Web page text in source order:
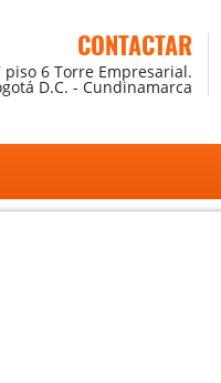
CONTACTAR
6 Torre Empresarial.
D.C. - Cundinamarca